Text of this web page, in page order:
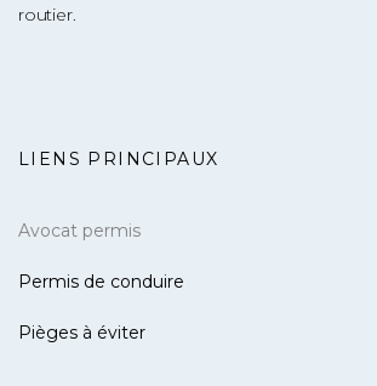
routier.
LIENS PRINCIPAUX
Avocat permis
Permis de conduire
Pièges à éviter